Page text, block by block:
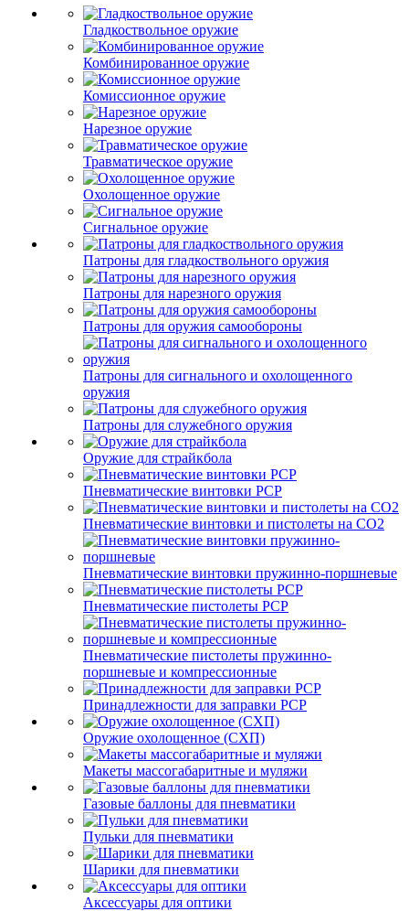
Гладкоствольное оружие
Комбинированное оружие
Комиссионное оружие
Нарезное оружие
Травматическое оружие
Охолощенное оружие
Сигнальное оружие
Патроны для гладкоствольного оружия
Патроны для нарезного оружия
Патроны для оружия самообороны
Патроны для сигнального и охолощенного
оружия
Патроны для служебного оружия
Оружие для страйкбола
Пневматические винтовки PCP
Пневматические винтовки и пистолеты на CO2
Пневматические винтовки пружинно-поршневые
Пневматические пистолеты PCP
Пневматические пистолеты пружинно-
поршневые и компрессионные
Принадлежности для заправки PCP
Оружие охолощенное (СХП)
Макеты массогабаритные и муляжи
Газовые баллоны для пневматики
Пульки для пневматики
Шарики для пневматики
Аксессуары для оптики